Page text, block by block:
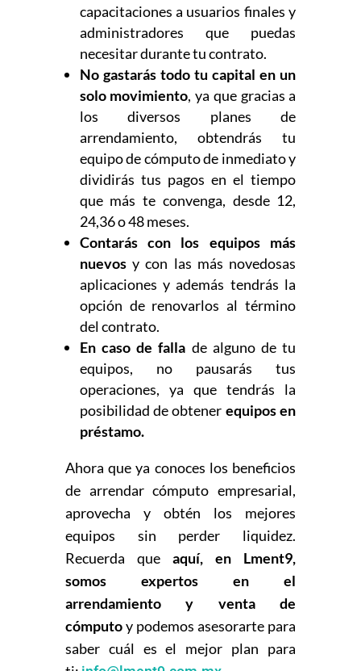
capacitaciones a usuarios finales y
administradores que puedas
necesitar durante tu contrato.
No gastarás todo tu capital en un
solo movimiento, ya que gracias a
los diversos planes de
arrendamiento, obtendrás tu
equipo de cómputo de inmediato y
dividirás tus pagos en el tiempo
que más te convenga, desde 12,
24,36 o 48 meses.
Contarás con los equipos más
nuevosy con las más novedosas
aplicaciones y además tendrás la
opción de renovarlos al término
del contrato.
En caso de falla de alguno de tu
equipos, no pausarás tus
operaciones, ya que tendrás la
posibilidad de obtener equipos en
préstamo.
Ahora que ya conoces los beneficios
de arrendar cómputo empresarial,
aprovecha y obtén los mejores
equipos sin perder liquidez.
Recuerda que aquí, en Lment9,
somos expertos en el
arrendamiento y venta de
cómputoy podemos asesorarte para
saber cuál es el mejor plan para